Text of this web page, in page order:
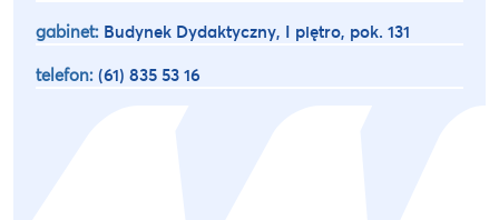
gabinet: Budynek Dydaktyczny, I piętro, pok. 131
telefon: (61) 835 53 16